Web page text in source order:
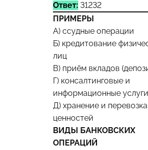
Ответ: 31232
ПРИМЕРЫ
A) ссудные операции
Б) кредитование
лиц
В) приём вкладов
Г) консалтинговые и
информационные услуги
Д) хранение и перевозка
ценностей
ВИДЫ БАНКОВСКИХ
ОПЕРАЦИЙ